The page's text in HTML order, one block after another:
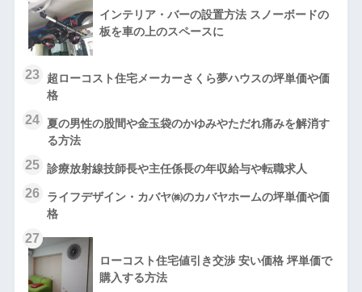
インテリア・バーの設置方法 スノーボードの
板を車の上のスペースに
23
超ローコスト住宅メーカーさくら夢ハウスの坪単価や価
格
24 夏の男性の股間や金玉袋のかゆみやただれ痛みを解消す
る方法
25 診療放射線技師長や主任係長の年収給与や転職求人
26
ライフデザイン・カバヤ㈱のカバヤホームの坪単価や価
格
27
ローコスト住宅値引き交渉 安い価格 坪単価で
購入する方法